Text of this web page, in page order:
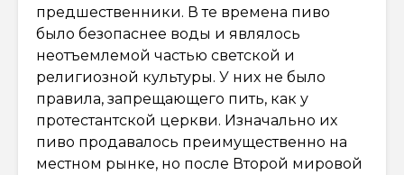
предшественники. В те времена пиво
было безопаснее воды и являлось
неотъемлемой частью светской и
религиозной культуры. У них не было
правила, запрещающего пить, как у
протестантской церкви. Изначально их
пиво продавалось преимущественно на
местном рынке, но после Второй мировой